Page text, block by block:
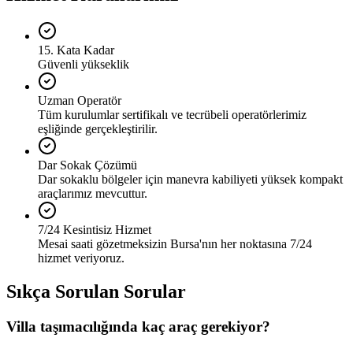
15. Kata Kadar
Güvenli yükseklik
Uzman Operatör
Tüm kurulumlar sertifikalı ve tecrübeli operatörlerimiz
eşliğinde gerçekleştirilir.
Dar Sokak Çözümü
Dar sokaklu bölgeler için manevra kabiliyeti yüksek kompakt
araçlarımız mevcuttur.
7/24 Kesintisiz Hizmet
Mesai saati gözetmeksizin Bursa'nın her noktasına 7/24
hizmet veriyoruz.
Sıkça Sorulan Sorular
Villa taşımacılığında kaç araç gerekiyor?